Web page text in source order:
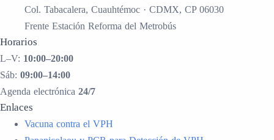
Col. Tabacalera, Cuauhtémoc · CDMX, CP 06030
Frente Estación Reforma del Metrobús
Horarios
L–V: 10:00–20:00
Sáb: 09:00–14:00
Agenda electrónica 24/7
Enlaces
Vacuna contra el VPH